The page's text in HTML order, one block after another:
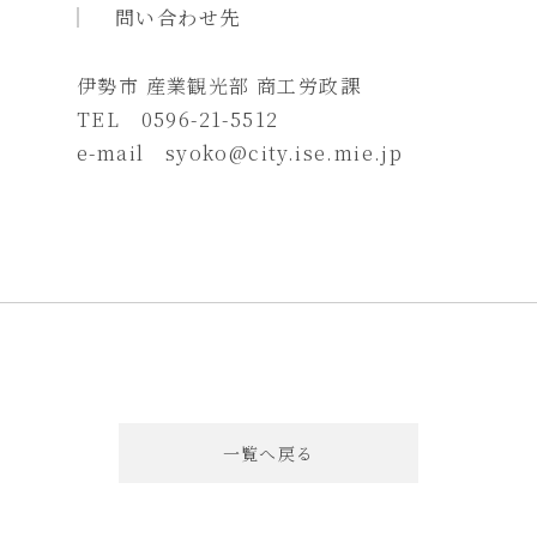
問い合わせ先
伊勢市 産業観光部 商工労政課
TEL 0596-21-5512
e-mail syoko@city.ise.mie.jp
一覧へ戻る